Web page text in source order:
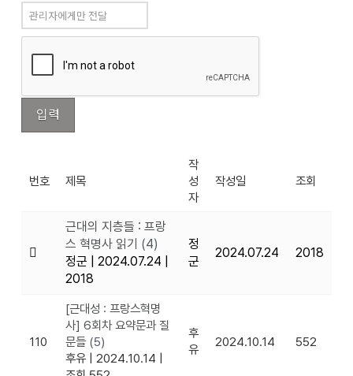
번호 제목
작
성
자
작성일 조회
근대의 지층들 : 프랑
스 혁명사 읽기 (4)
정군
2024.07.24
2018
정
군
2024.07.24 2018
110
[근대성 : 프랑스혁명
사] 6회차 요약문과 질
문들 (5)
후유 | 2024.10.14 |
후
유
2024.10.14 552